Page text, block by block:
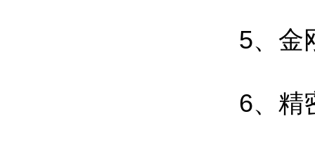
5、金
6、精